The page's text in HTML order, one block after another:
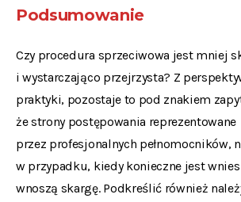
Podsumowanie
Czy procedura sprzeciwowa jest mniej
i wystarczająco przejrzysta? Z
praktyki, pozostaje to pod znakiem
że strony postępowania reprezentowane
przez profesjonalnych pełnomocników,
w przypadku, kiedy konieczne jest
wnoszą skargę. Podkreślić również